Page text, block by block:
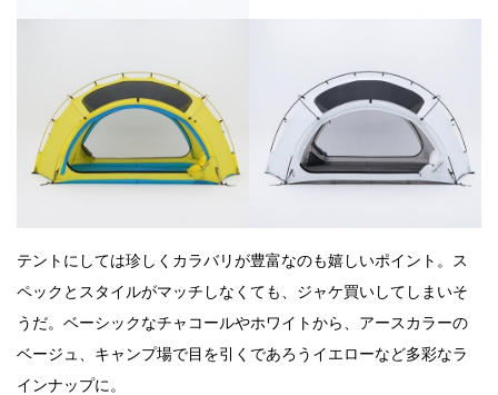
テントにしては珍しくカラバリが豊富なのも嬉しいポイント。ス
ペックとスタイルがマッチしなくても、ジャケ買いしてしまいそ
うだ。ベーシックなチャコールやホワイトから、アースカラーの
ベージュ、キャンプ場で目を引くであろうイエローなど多彩なラ
インナップに。